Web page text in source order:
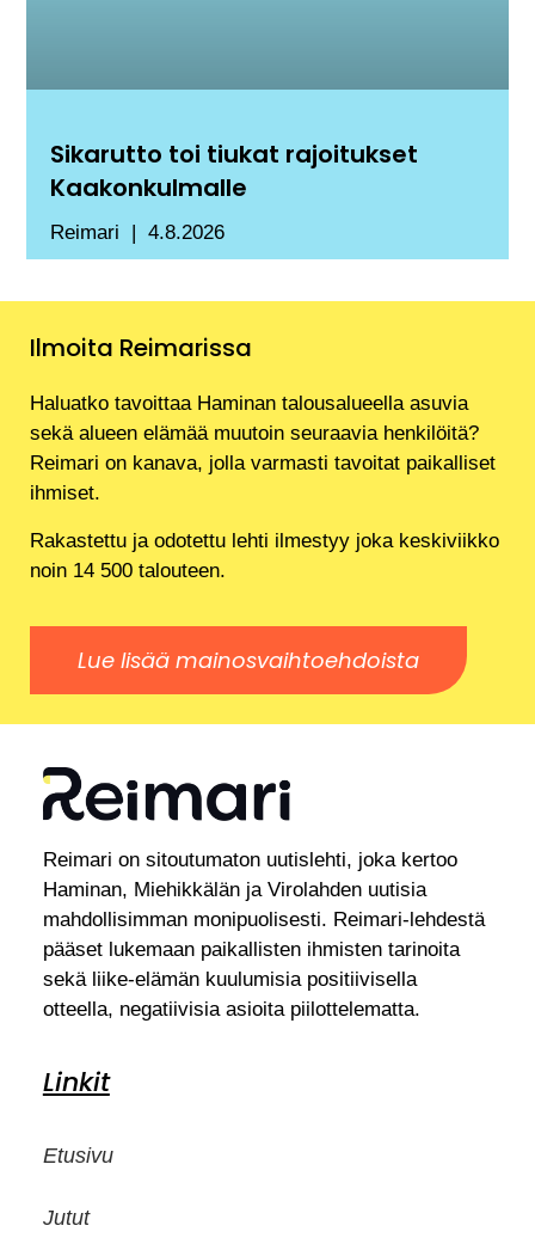
Sikarutto toi tiukat rajoitukset
Kaakonkulmalle
Reimari 4.8.2026
Ilmoita Reimarissa
Haluatko tavoittaa Haminan talousalueella asuvia
sekä alueen elämää muutoin seuraavia henkilöitä?
Reimari on kanava, jolla varmasti tavoitat paikalliset
ihmiset.
Rakastettu ja odotettu lehti ilmestyy joka keskiviikko
noin 14 500 talouteen.
Lue lisää mainosvaihtoehdoista
Reimari on sitoutumaton uutislehti, joka kertoo
Haminan, Miehikkälän ja Virolahden uutisia
mahdollisimman monipuolisesti. Reimari-lehdestä
pääset lukemaan paikallisten ihmisten tarinoita
sekä liike-elämän kuulumisia positiivisella
otteella, negatiivisia asioita piilottelematta.
Linkit
Etusivu
Jutut